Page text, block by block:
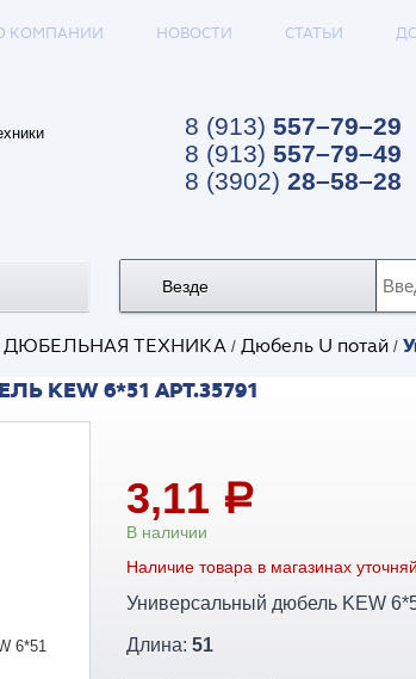
КОМПАНИИ НОВОСТИ СТАТЬИ
8 (913) 557–79–29
8 (913) 557–79–49
8 (3902) 28–58–28
Везде
ДЮБЕЛЬНАЯ ТЕХНИКА / Дюбель U потай /
KEW 6*51 АРТ.35791
3,11 a
В наличии
Наличие товара в магазинах
Длина: 51